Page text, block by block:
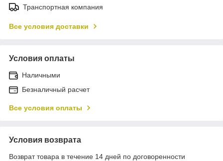
Транспортная компания
Все условия доставки
Условия оплаты
Наличными
Безналичный расчет
Все условия оплаты
Условия возврата
Возврат товара в течение 14 дней по договоренности